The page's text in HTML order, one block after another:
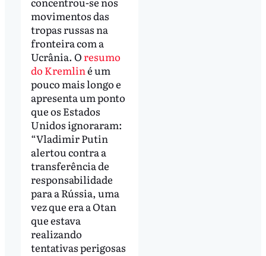
movimentos das
tropas russas na
fronteira com a
Ucrânia. O resumo
do Kremliné um
pouco mais longo e
apresenta um ponto
que os Estados
Unidos ignoraram:
“Vladimir Putin
alertou contra a
transferência de
responsabilidade
para a Rússia, uma
vez que era a Otan
que estava
realizando
tentativas perigosas